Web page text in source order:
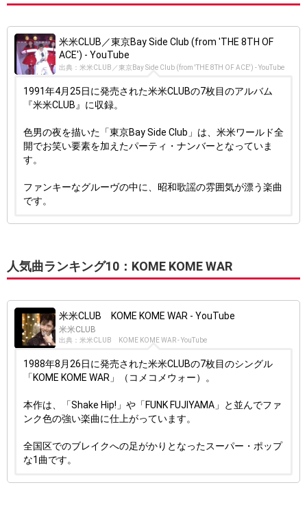
米米CLUB／東京Bay Side Club (from 'THE 8TH OF
ACE') - YouTube
出典：米米CLUB／東京Bay Side Club (from 'THE 8TH OF ACE') - YouTube
1991年4月25日に発売された米米CLUBの7枚目のアルバム
『米米CLUB』に収録。
色男の夜を描いた「東京Bay Side Club」は、米米ワールド全
開でお笑い要素を加えたパーティ・ナンバーとなっていま
す。
ファンキーなグルーヴの中に、昭和歌謡の雰囲気が漂う楽曲
です。
人気曲ランキング10：KOME KOME WAR
米米CLUB KOME KOME WAR - YouTube
米米CLUB
出典：米米CLUB KOME KOME WAR - YouTube
1988年8月26日に発売された米米CLUBの7枚目のシングル
「KOME KOME WAR」（コメコメウォー）。
本作は、「Shake Hip!」や「FUNK FUJIYAMA」と並んでファ
ンク色の強い楽曲に仕上がっています。
全国区でのブレイクへの足がかりとなったスーパー・ポップ
な1曲です。